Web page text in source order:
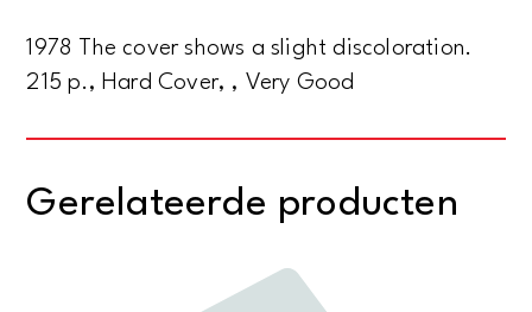
1978 The cover shows a slight discoloration.
215 p., Hard Cover, , Very Good
Gerelateerde producten